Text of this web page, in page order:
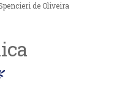
de Oliveira